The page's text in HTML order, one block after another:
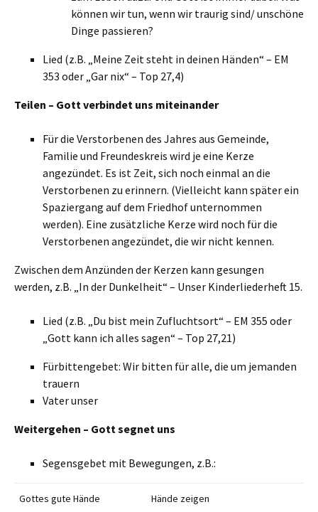
können wir tun, wenn wir traurig sind/ unschöne
Dinge passieren?
Lied (z.B. „Meine Zeit steht in deinen Händen“ – EM
353 oder „Gar nix“ – Top 27,4)
Teilen – Gott verbindet uns miteinander
Für die Verstorbenen des Jahres aus Gemeinde,
Familie und Freundeskreis wird je eine Kerze
angezündet. Es ist Zeit, sich noch einmal an die
Verstorbenen zu erinnern. (Vielleicht kann später ein
Spaziergang auf dem Friedhof unternommen
werden). Eine zusätzliche Kerze wird noch für die
Verstorbenen angezündet, die wir nicht kennen.
Zwischen dem Anzünden der Kerzen kann gesungen
werden, z.B. „In der Dunkelheit“ – Unser Kinderliederheft 15.
Lied (z.B. „Du bist mein Zufluchtsort“ – EM 355 oder
„Gott kann ich alles sagen“ – Top 27,21)
Fürbittengebet: Wir bitten für alle, die um jemanden
trauern
Vater unser
Weitergehen – Gott segnet uns
Segensgebet mit Bewegungen, z.B.:
Gottes gute Hände Hände zeigen